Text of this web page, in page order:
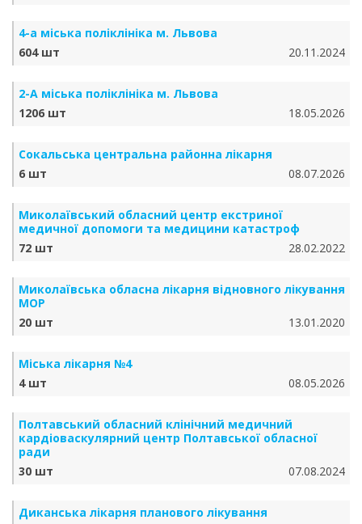
4-а міська поліклініка м. Львова
604 шт
20.11.2024
2-А міська поліклініка м. Львова
1206 шт
18.05.2026
Сокальська центральна районна лікарня
6 шт
08.07.2026
Миколаївський обласний центр екстриної
медичної допомоги та медицини катастроф
72 шт
28.02.2022
Миколаївська обласна лікарня відновного лікування
МОР
20 шт
13.01.2020
Міська лікарня №4
4 шт
08.05.2026
Полтавський обласний клінічний медичний
кардіоваскулярний центр Полтавської обласної
ради
30 шт
07.08.2024
Диканська лікарня планового лікування